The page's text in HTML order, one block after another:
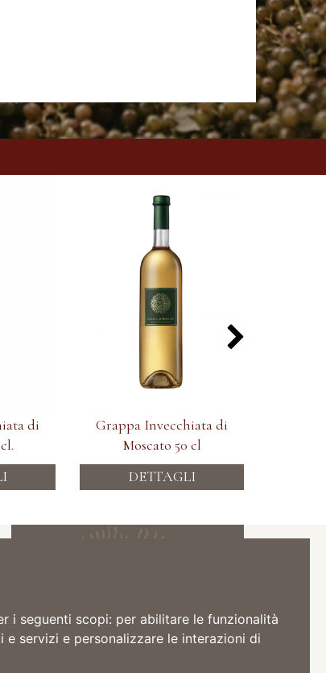
i seguenti scopi: per abilitare le funzionalità
servizi e personalizzare le interazioni di
di
Grappa Invecchiata di
Moscato 50 cl
DETTAGLI
Acconsento il trattamento dei dati per